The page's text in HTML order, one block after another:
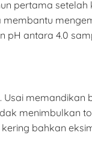
pertama setelah
pH antara 4.0
memandikan
menimbulkan
bahkan